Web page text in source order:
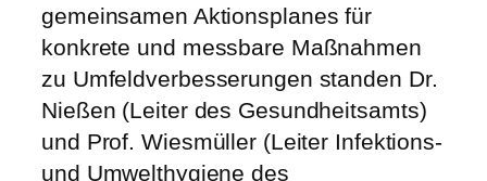
gemeinsamen Aktionsplanes für
konkrete und messbare Maßnahmen
zu Umfeldverbesserungen standen Dr.
Nießen (Leiter des Gesundheitsamts)
und Prof. Wiesmüller (Leiter Infektions-
und Umwelthygiene des